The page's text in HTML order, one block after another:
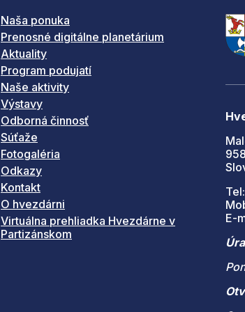
Naša ponuka
Prenosné digitálne planetárium
Aktuality
Program podujatí
Naše aktivity
Výstavy
Odborná činnosť
Súťaže
Fotogaléria
Odkazy
Kontakt
O hvezdárni
Virtuálna prehliadka Hvezdárne v
Partizánskom
E-